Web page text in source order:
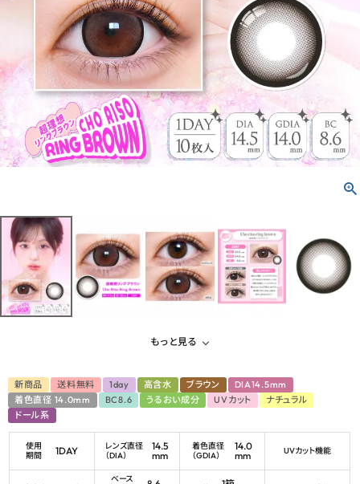
お支払い方法について
お買い物ガイド
お問い合わせ
よくあるご質問
もっと見る
新商品 送料無料 1day 高含水 ブラウン
DIA14.5mm
着色直径 14.0mm
BC8.6 うるおい成分 UVカット
ナチュラル
ドール系
使用
期間
1DAY
レンズ直径
（DIA）
14.5
mm
着色直径
（GDIA）
14.0
mm
UVカット機能
ベース